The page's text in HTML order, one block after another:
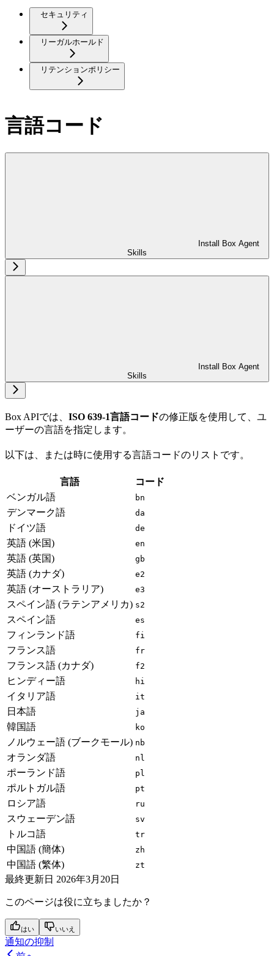
セキュリティ
リーガルホールド
リテンションポリシー
言語コード
Install Box Agent
Skills
Install Box Agent
Skills
Box APIでは、 ISO 639-1言語コードの修正版を使用して、ユ
ーザーの言語を指定します。
以下は、 または時に使用する言語コードのリストです。
言語
コード
ベンガル語
bn
デンマーク語 da
ドイツ語 de
英語 (米国) en
英語 (英国) gb
英語 (カナダ) e2
英語 (オーストラリア) e3
スペイン語 (ラテンアメリカ) s2
スペイン語 es
フィンランド語 fi
フランス語 fr
フランス語 (カナダ) f2
ヒンディー語 hi
イタリア語 it
日本語 ja
韓国語 ko
ノルウェー語 (ブークモール) nb
オランダ語 nl
ポーランド語 pl
ポルトガル語 pt
ロシア語 ru
スウェーデン語 sv
トルコ語 tr
中国語 (簡体) zh
中国語 (繁体) zt
最終更新日 2026年3月20日
このページは役に立ちましたか？
はい いいえ
通知の抑制